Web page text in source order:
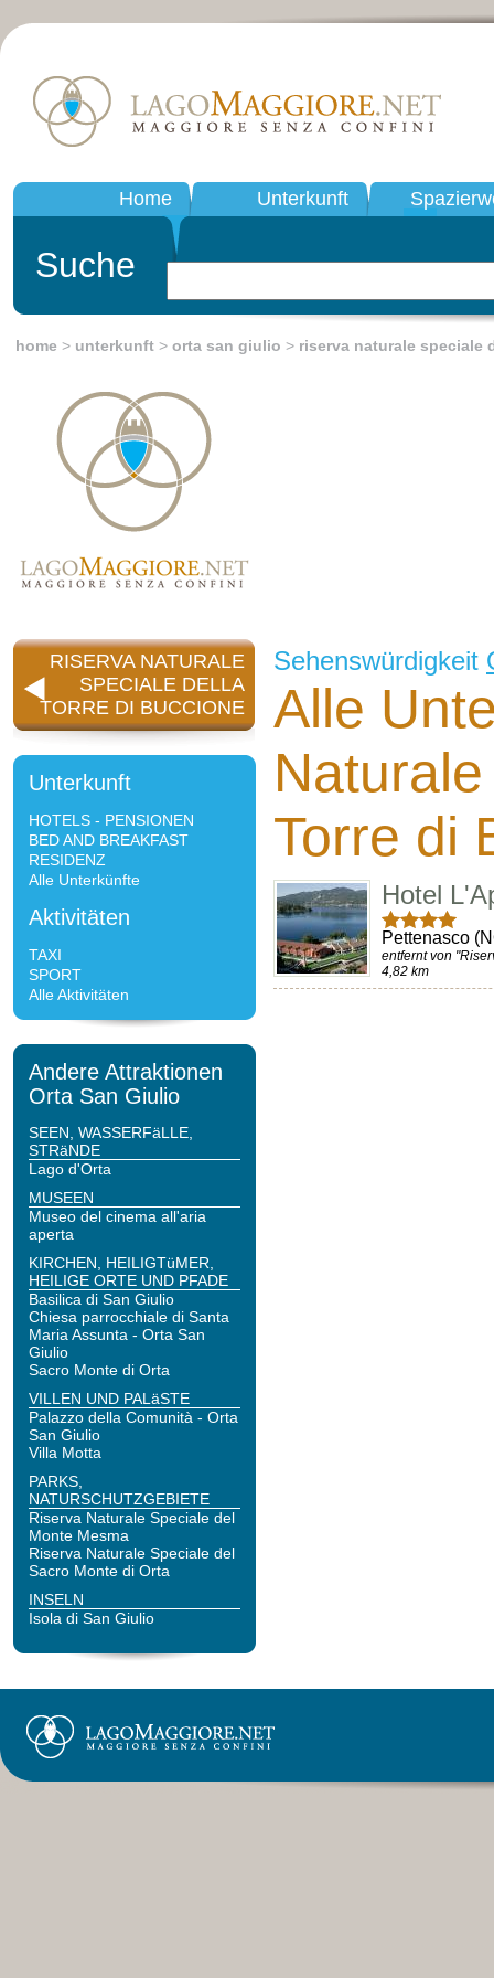
Home Unterkunft
Suche
home > unterkunft > orta san giulio > riserva naturale speciale
RISERVA NATURALE
SPECIALE DELLA
TORRE DI BUCCIONE
Unterkunft
HOTELS - PENSIONEN
BED AND BREAKFAST
RESIDENZ
Alle Unterkünfte
Aktivitäten
TAXI
SPORT
Alle Aktivitäten
Andere Attraktionen
Orta San Giulio
SEEN, WASSERFäLLE,
STRäNDE
Lago d'Orta
MUSEEN
Museo del cinema all'aria
aperta
KIRCHEN, HEILIGTüMER,
HEILIGE ORTE UND PFADE
Basilica di San Giulio
Chiesa parrocchiale di Santa
Maria Assunta - Orta San
Giulio
Sacro Monte di Orta
VILLEN UND PALäSTE
Palazzo della Comunità - Orta
San Giulio
Villa Motta
PARKS,
NATURSCHUTZGEBIETE
Riserva Naturale Speciale del
Monte Mesma
Riserva Naturale Speciale del
Sacro Monte di Orta
INSELN
Isola di San Giulio
Sehenswürdigkeit
Alle
Torre di
Hotel
Pettenasco
entfernt von
4,82 km